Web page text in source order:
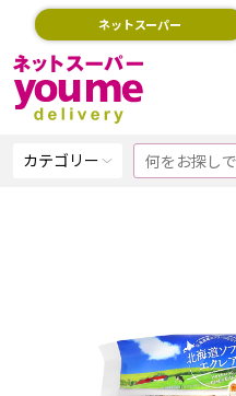
ネットスーパー
カテゴリー